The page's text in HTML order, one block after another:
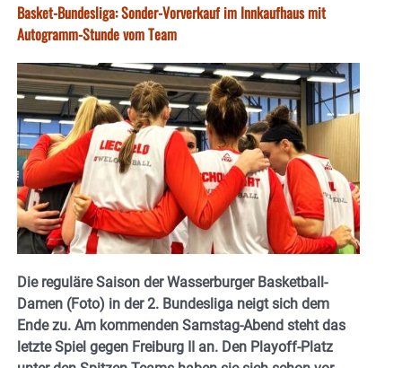
Basket-Bundesliga: Sonder-Vorverkauf im Innkaufhaus mit
Autogramm-Stunde vom Team
Die reguläre Saison der Wasserburger Basketball-
Damen (Foto) in der 2. Bundesliga neigt sich dem
Ende zu. Am kommenden Samstag-Abend steht das
letzte Spiel gegen Freiburg II an. Den Playoff-Platz